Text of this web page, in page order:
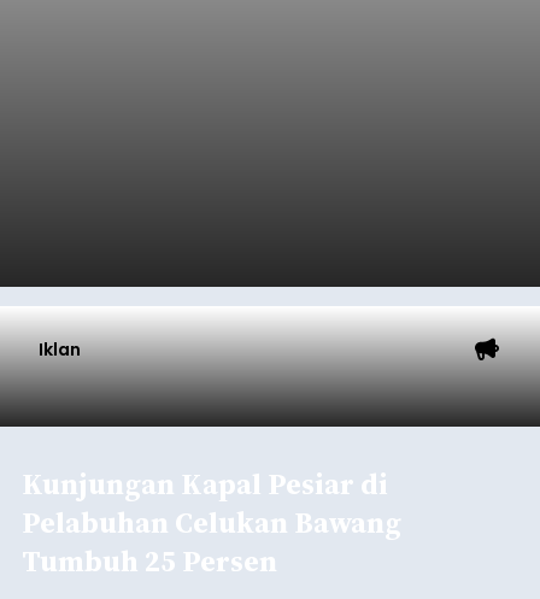
Iklan
Kunjungan Kapal Pesiar di
Pelabuhan Celukan Bawang
Tumbuh 25 Persen